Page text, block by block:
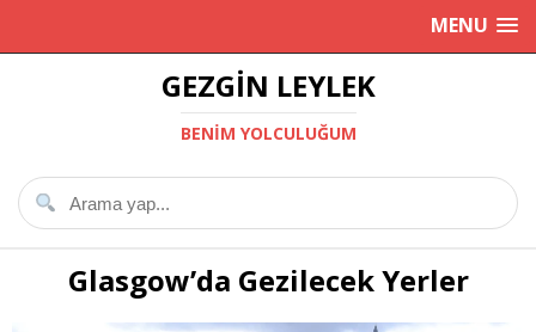
MENU
GEZGIN LEYLEK
BENIM YOLCULUĞUM
Glasgow’da Gezilecek Yerler